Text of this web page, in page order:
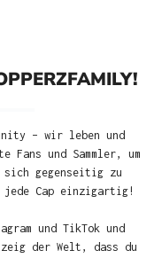
– wir leben und
und Sammler, um
gegenseitig zu
jede Cap einzigartig!
und TikTok und
der Welt, dass du